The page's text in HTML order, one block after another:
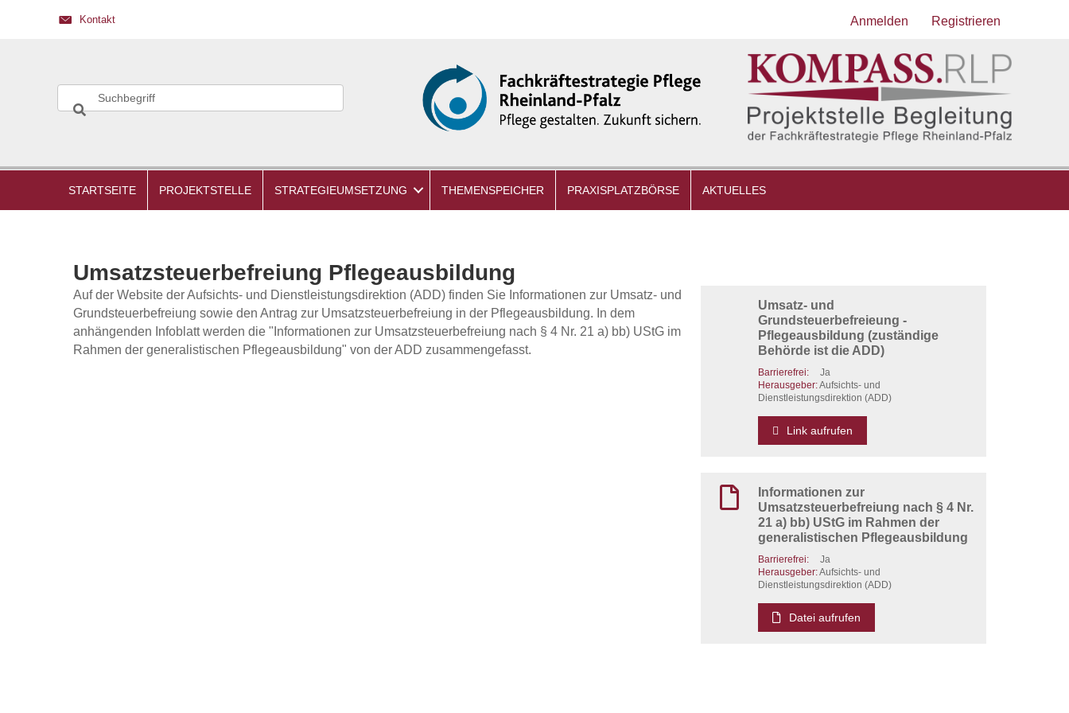
Kontakt Anmelden Registrieren
STARTSEITE PROJEKTSTELLE STRATEGIEUMSETZUNG THEMENSPEICHER PRAXISPLATZBÖRSE AKTUELLES
Umsatzsteuerbefreiung Pflegeausbildung
Auf der Website der Aufsichts- und Dienstleistungsdirektion (ADD) finden Sie Informationen zur Umsatz- und
Grundsteuerbefreiung sowie den Antrag zur Umsatzsteuerbefreiung in der Pflegeausbildung. In dem
anhängenden Infoblatt werden die "Informationen zur Umsatzsteuerbefreiung nach § 4 Nr. 21 a) bb) UStG im
Rahmen der generalistischen Pflegeausbildung" von der ADD zusammengefasst.
Umsatz- und
Grundsteuerbefreieung -
Pflegeausbildung (zuständige
Behörde ist die ADD)
Barrierefrei:
Ja
Herausgeber:Aufsichts- und
Dienstleistungsdirektion (ADD)
Link aufrufen
Informationen zur
Umsatzsteuerbefreiung nach § 4 Nr.
21 a) bb) UStG im Rahmen der
generalistischen Pflegeausbildung
Barrierefrei:
Ja
Herausgeber:Aufsichts- und
Dienstleistungsdirektion (ADD)
Datei aufrufen